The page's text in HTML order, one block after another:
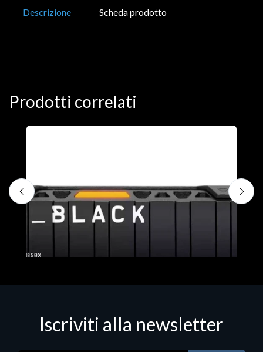
Descrizione Scheda prodotto
Prodotti correlati
Iscriviti alla newsletter